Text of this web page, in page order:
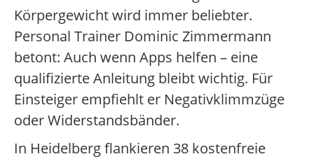
Körpergewicht wird immer beliebter.
Personal Trainer Dominic Zimmermann
betont: Auch wenn Apps helfen – eine
qualifizierte Anleitung bleibt wichtig. Für
Einsteiger empfiehlt er Negativklimmzüge
oder Widerstandsbänder.
In Heidelberg flankieren 38 kostenfreie